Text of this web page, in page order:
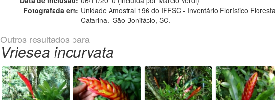
Fotografada em: Unidade Amostral 196 do IFFSC - Inventário Florístico
Catarina., São Bonifácio, SC.
Outros resultados para
Vriesea incurvata